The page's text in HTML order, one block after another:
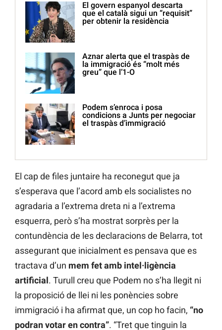
El govern espanyol descarta
que el català sigui un “requisit”
per obtenir la residència
Aznar alerta que el traspàs de
la immigració és “molt més
greu” que l’1-O
Podem s’enroca i posa
condicions a Junts per negociar
el traspàs d’immigració
El cap de files juntaire ha reconegut que ja
s’esperava que l’acord amb els socialistes no
agradaria a l’extrema dreta ni a l’extrema
esquerra, però s’ha mostrat sorprès per la
contundència de les declaracions de Belarra, tot
assegurant que inicialment es pensava que es
tractava d’un mem fet amb intel·ligència
artificial. Turull creu que Podem no s’ha llegit ni
la proposició de llei ni les ponències sobre
immigració i ha afirmat que, un cop ho facin, “no
podran votar en contra”. “Tret que tinguin la